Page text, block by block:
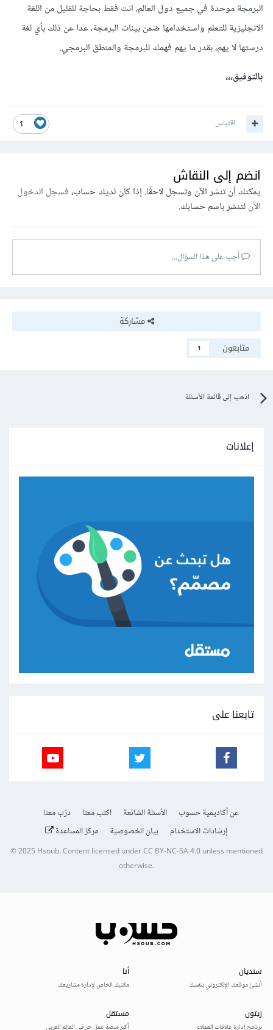
البرمجة موحدة في جميع دول العالم، انت فقط بحاجة للقليل من اللغة
الانجليزية للتعلم واستخدامها ضمن بيئات البرمجة، عدا عن ذلك بأي لغة
درستها لا يهم، بقدر ما يهم فهمك للبرمجة والمنطق البرمجي.
بالتوفيق،،،
1 اقتباس
انضم إلى النقاش
يمكنك أن تنشر الآن وتسجل لاحقًا. إذا كان لديك حساب،فسجل الدخول
الآنلتنشر باسم حسابك.
أجب على هذا السؤال...
مشاركة
متابعون
1
اذهب إلى قائمة الأسئلة
إعلانات
تابعنا على
عن أكاديمية حسوب الأسئلة الشائعة اكتب معنا
درّب معنا
إرشادات الاستخدام
بيان الخصوصية مركز المساعدة
© 2025Hsoub.Content licensed underCC BY-NC-SA 4.0unless mentioned
otherwise.